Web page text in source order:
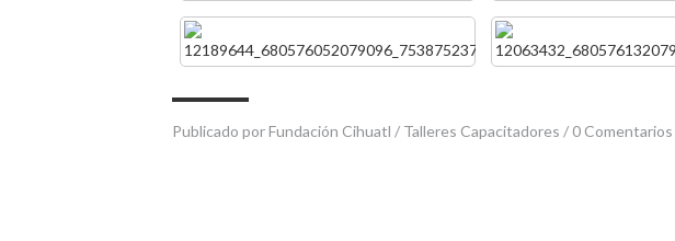
Publicado porFundación Cihuatl / Talleres Capacitadores / 0 Comentarios